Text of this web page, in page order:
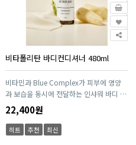
비타폴리탄 바디컨디셔너 480ml
비타민과 Blue Complex가 피부에 영양
과 보습을 동시에 전달하는 인샤워 바디 컨
디셔너. 피부 진정과 안티에이징 케어에 도
움을 주며, 샤워 중 간편하게 사용해 매끄
럽고 탄력 있는 피부로 가꿔줍니다. 바쁜
일상 속 프리미엄 바디 케어를 완성합니다
22,400원
히트 추천 최신